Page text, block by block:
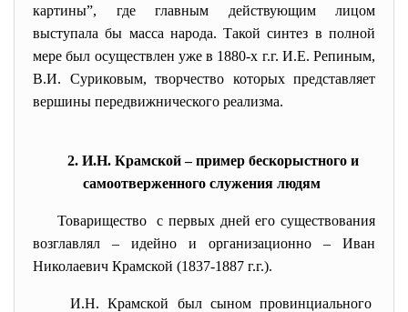
картины”, где главным действующим лицом
выступала бы масса народа. Такой синтез в полной
мере был осуществлен уже в 1880-х г.г. И.Е. Репиным,
В.И. Суриковым, творчество которых представляет
вершины передвижнического реализма.
2. И.Н. Крамской – пример бескорыстного и
самоотверженного служения людям
Товарищество с первых дней его существования
возглавлял – идейно и организационно – Иван
Николаевич Крамской (1837-1887 г.г.).
И.Н. Крамской был сыном провинциального